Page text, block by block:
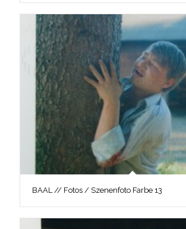
BAAL // Fotos / Szenenfoto Farbe 13